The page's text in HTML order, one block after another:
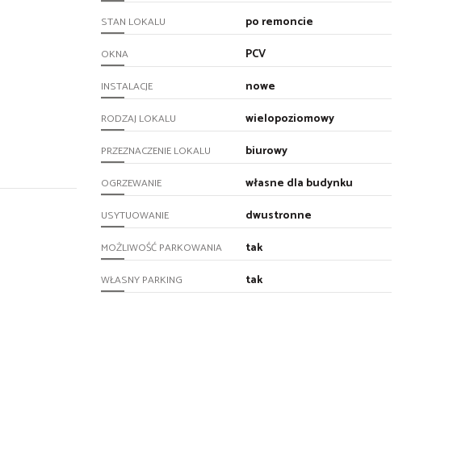
STAN LOKALU po remoncie
OKNA PCV
INSTALACJE nowe
RODZAJ LOKALU wielopoziomowy
PRZEZNACZENIE LOKALU biurowy
OGRZEWANIE własne dla budynku
USYTUOWANIE dwustronne
MOŻLIWOŚĆ PARKOWANIA tak
WŁASNY PARKING tak